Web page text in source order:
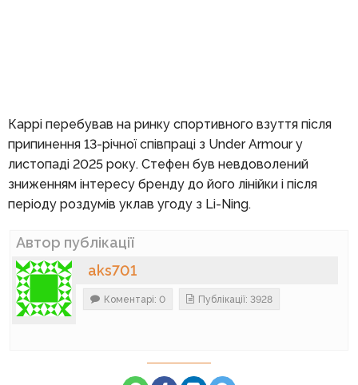
Каррі перебував на ринку спортивного взуття після
припинення 13-річної співпраці з Under Armour у
листопаді 2025 року. Стефен був невдоволений
зниженням інтересу бренду до його лінійки і після
періоду роздумів уклав угоду з Li-Ning.
Автор публікації
aks701
Коментарі: 0 Публікації: 3928